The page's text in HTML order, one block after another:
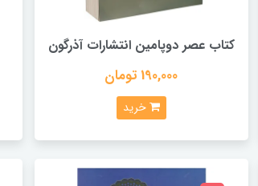
کتاب عصر دوپامین انتشارات آذرگون
190,000 تومان
خرید